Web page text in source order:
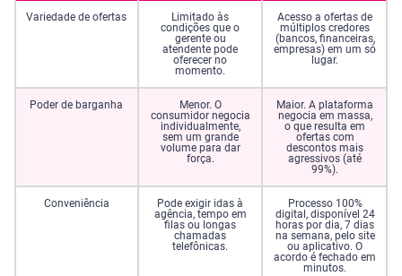
Variedade de ofertas
Limitado às
condições que o
gerente ou
atendente pode
oferecer no
momento.
Acesso a ofertas de
múltiplos credores
(bancos, financeiras,
empresas) em um só
lugar.
Poder de barganha
Menor. O
consumidor negocia
individualmente,
sem um grande
volume para dar
força.
Maior. A plataforma
negocia em massa,
o que resulta em
ofertas com
descontos mais
agressivos (até
99%).
Conveniência
Pode exigir idas à
agência, tempo em
filas ou longas
chamadas
telefônicas.
Processo 100%
digital, disponível 24
horas por dia, 7 dias
na semana, pelo site
ou aplicativo. O
acordo é fechado em
minutos.